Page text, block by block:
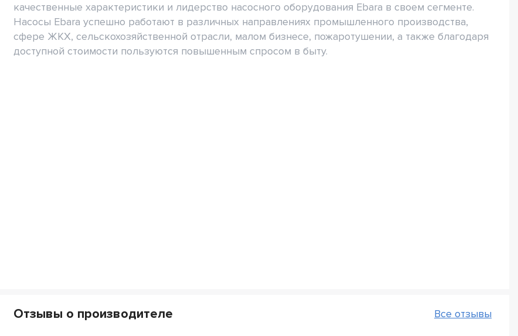
качественные характеристики и лидерство насосного оборудования Ebara в своем сегменте.
Насосы Ebara успешно работают в различных направлениях промышленного производства,
сфере ЖКХ, сельскохозяйственной отрасли, малом бизнесе, пожаротушении, а также благодаря
доступной стоимости пользуются повышенным спросом в быту.
Отзывы о производителе Все отзывы